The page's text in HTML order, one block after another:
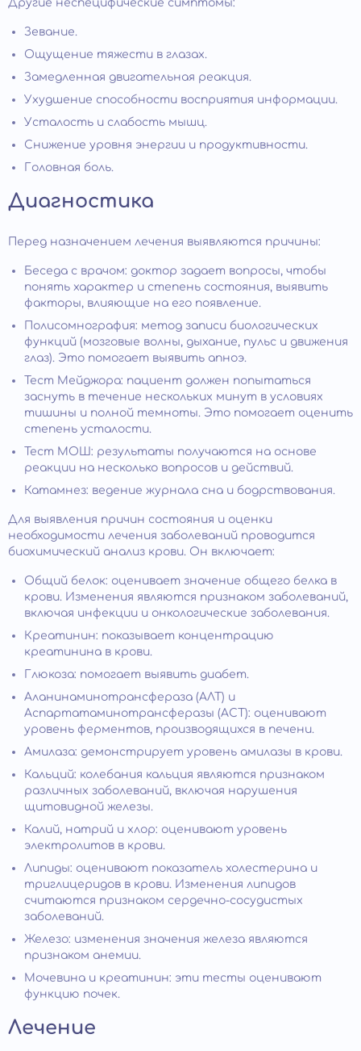
Другие неспецифические симптомы:
Зевание.
Ощущение тяжести в глазах.
Замедленная двигательная реакция.
Ухудшение способности восприятия информации.
Усталость и слабость мышц.
Снижение уровня энергии и продуктивности.
Головная боль.
Диагностика
Перед назначением лечения выявляются причины:
Беседа с врачом: доктор задает вопросы, чтобы
понять характер и степень состояния, выявить
факторы, влияющие на его появление.
Полисомнография: метод записи биологических
функций (мозговые волны, дыхание, пульс и движения
глаз). Это помогает выявить апноэ.
Тест Мейджора: пациент должен попытаться
заснуть в течение нескольких минут в условиях
тишины и полной темноты. Это помогает оценить
степень усталости.
Тест МОШ: результаты получаются на основе
реакции на несколько вопросов и действий.
Катамнез: ведение журнала сна и бодрствования.
Для выявления причин состояния и оценки
необходимости лечения заболеваний проводится
биохимический анализ крови. Он включает:
Общий белок: оценивает значение общего белка в
крови. Изменения являются признаком заболеваний,
включая инфекции и онкологические заболевания.
Креатинин: показывает концентрацию
креатинина в крови.
Глюкоза: помогает выявить диабет.
Аланинаминотрансфераза (АЛТ) и
Аспартатаминотрансферазы (АСТ): оценивают
уровень ферментов, производящихся в печени.
Амилаза: демонстрирует уровень амилазы в крови.
Кальций: колебания кальция являются признаком
различных заболеваний, включая нарушения
щитовидной железы.
Калий, натрий и хлор: оценивают уровень
электролитов в крови.
Липиды: оценивают показатель холестерина и
триглицеридов в крови. Изменения липидов
считаются признаком сердечно-сосудистых
заболеваний.
Железо: изменения значения железа являются
признаком анемии.
Мочевина и креатинин: эти тесты оценивают
функцию почек.
Лечение